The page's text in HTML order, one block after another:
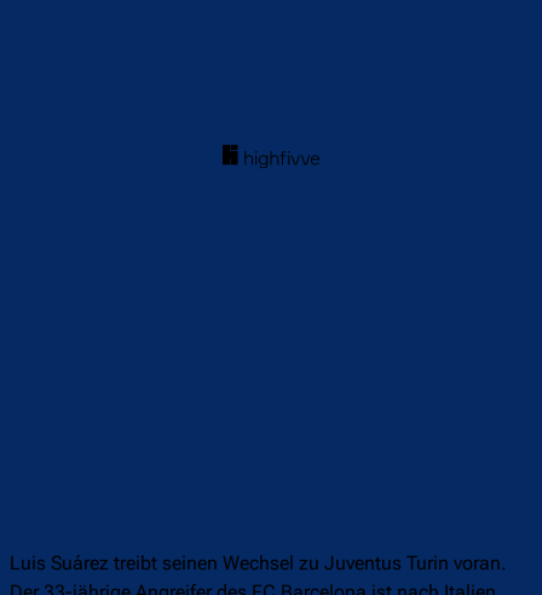
Luis Suárez treibt seinen Wechsel zu Juventus Turin voran.